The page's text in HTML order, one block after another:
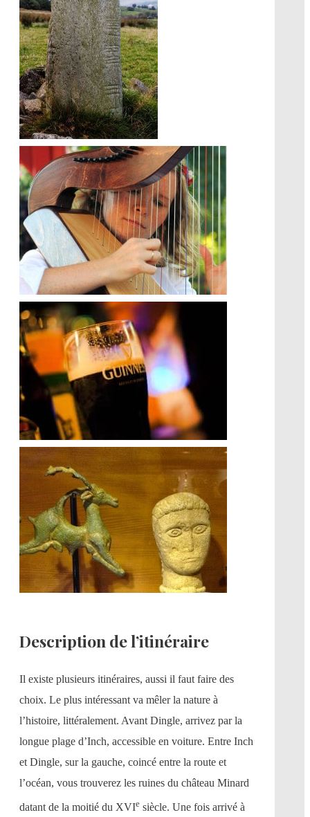
Description de l’itinéraire
Il existe plusieurs itinéraires, aussi il faut faire des
choix. Le plus intéressant va mêler la nature à
l’histoire, littéralement. Avant Dingle, arrivez par la
longue plage d’Inch, accessible en voiture. Entre Inch
et Dingle, sur la gauche, coincé entre la route et
l’océan, vous trouverez les ruines du château Minard
datant de la moitié du XVIe siècle. Une fois arrivé à